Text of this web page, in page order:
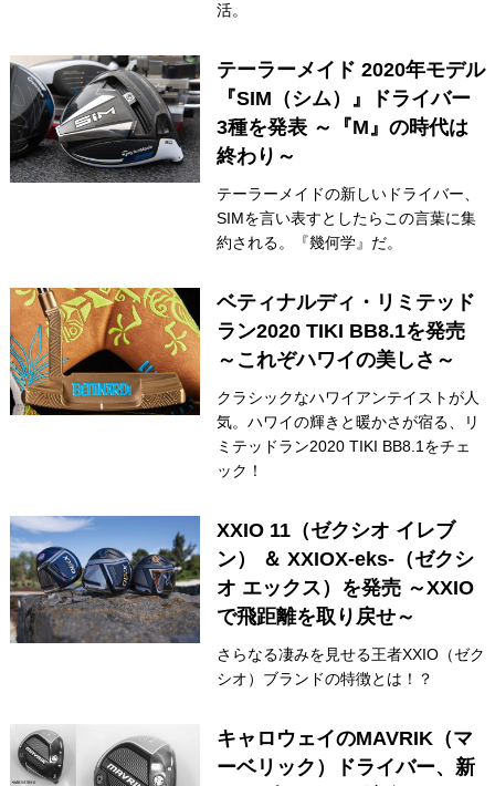
活。
テーラーメイド 2020年モデル
『SIM（シム）』ドライバー
3種を発表 ～『M』の時代は
終わり～
テーラーメイドの新しいドライバー、
SIMを言い表すとしたらこの言葉に集
約される。『幾何学』だ。
ベティナルディ・リミテッド
ラン2020 TIKI BB8.1を発売
～これぞハワイの美しさ～
クラシックなハワイアンテイストが人
気。ハワイの輝きと暖かさが宿る、リ
ミテッドラン2020 TIKI BB8.1をチェ
ック！
XXIO 11（ゼクシオ イレブ
ン） ＆ XXIOX-eks-（ゼクシ
オ エックス）を発売 ～XXIO
で飛距離を取り戻せ～
さらなる凄みを見せる王者XXIO（ゼク
シオ）ブランドの特徴とは！？
キャロウェイのMAVRIK（マ
ーベリック）ドライバー、新